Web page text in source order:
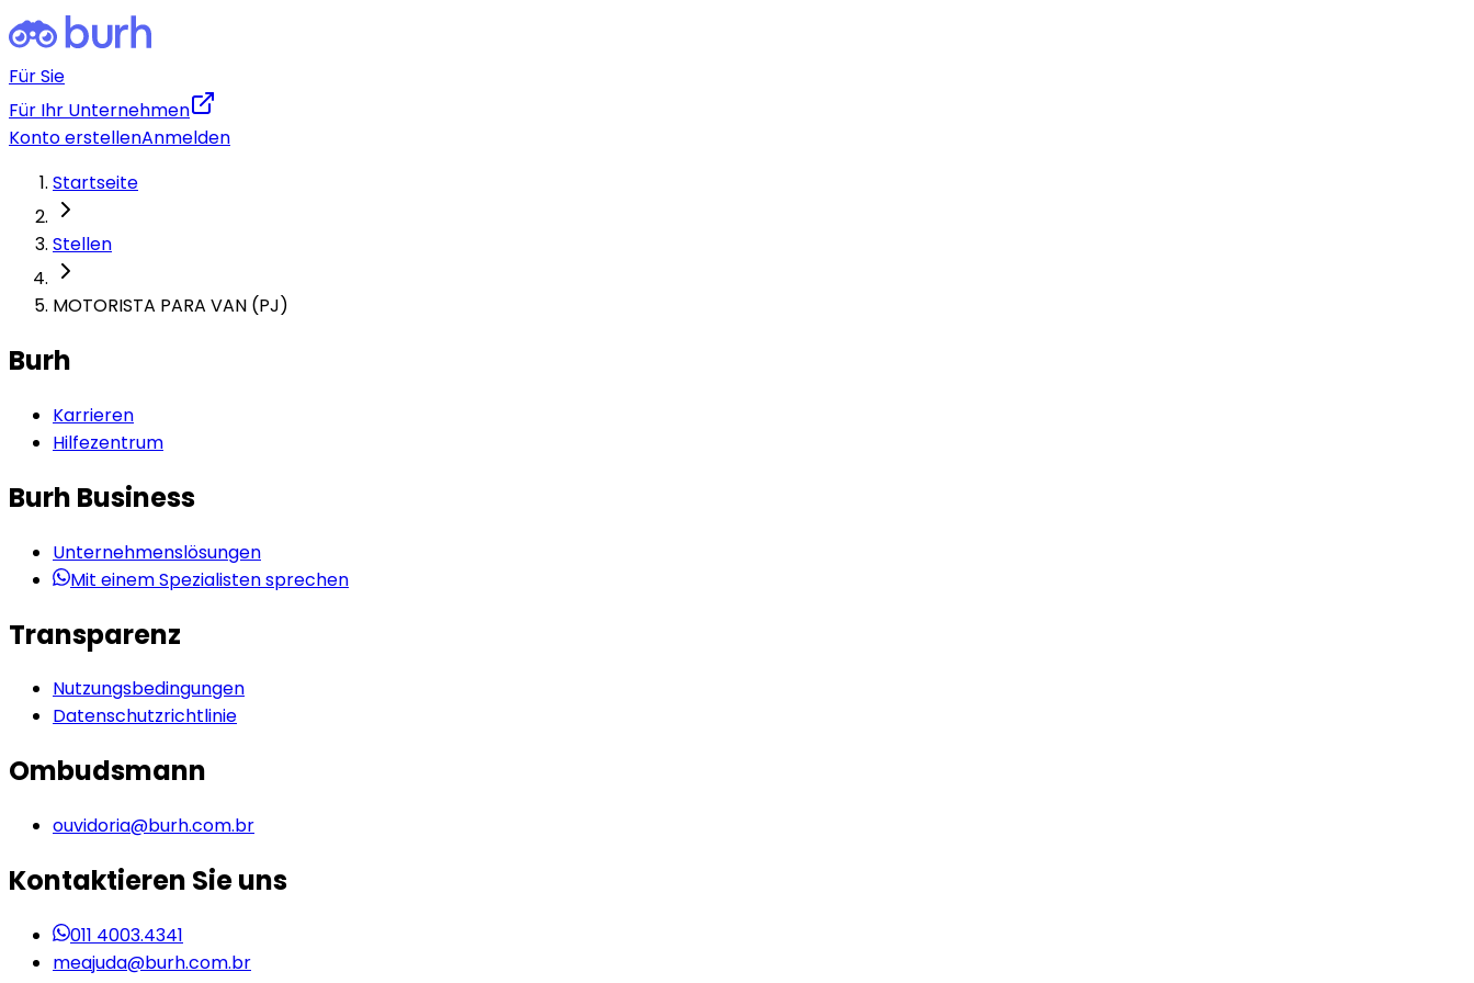
Für Sie
Für Ihr Unternehmen
Konto erstellenAnmelden
Startseite
Stellen
MOTORISTA PARA VAN (PJ)
Burh
Karrieren
Hilfezentrum
Burh Business
Unternehmenslösungen
Mit einem Spezialisten sprechen
Transparenz
Nutzungsbedingungen
Datenschutzrichtlinie
Ombudsmann
ouvidoria@burh.com.br
Kontaktieren Sie uns
011 4003.4341
meajuda@burh.com.br